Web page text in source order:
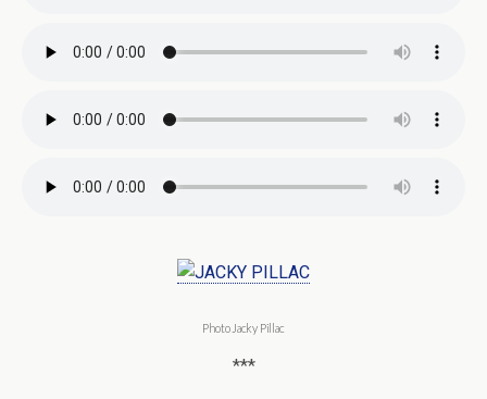
Photo Jacky Pillac
***